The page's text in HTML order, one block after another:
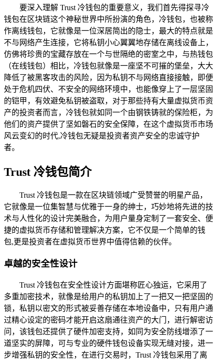
要深入理解 Trust 冷钱包的重要意义，我们首先得探寻冷
钱包在区块链这个神秘世界中所扮演的角色，冷钱包，也被称
作离线钱包，它就像是一位深居简出的隐士，最大的特点就是
不与网络产生连接，它将私钥小心翼翼地存储在离线设备上，
仿佛将珍贵的宝藏存放在一个与世隔绝的密室之中，与热钱包
（在线钱包）相比，冷钱包就像是一座坚不可摧的堡垒，大大
降低了被黑客攻击的风险，因为私钥不与网络直接接触，即便
处于危机四伏、不安全的网络环境中，也能像穿上了一层坚固
的铠甲，有效避免私钥被盗取，对于那些持有大量虚拟货币资
产的投资者而言，冷钱包就如同一个由钢铁铸就的保险柜，为
他们的资产提供了坚如磐石的安全保障，在这个虚拟货币市场
风云变幻的时代,冷钱包无疑是投资者资产安全的忠诚守护
者。
Trust 冷钱包简介
Trust 冷钱包是一款在区块链领域广受赞誉的明星产品，
它就像是一位集智慧与优雅于一身的绅士，巧妙地将先进的技
术与人性化的设计完美融合，为用户量身定制了一套安全、便
捷的虚拟货币存储和管理解决方案，它不仅是一个简单的钱
包,更是投资者在虚拟货币世界中值得信赖的伙伴。
卓越的安全性设计
Trust 冷钱包在安全性设计方面堪称匠心独运，它采用了
多重加密技术，就像是给用户的私钥加上了一把又一把坚固的
锁，私钥以密文的形式被妥善存储在本地设备中，只有用户通
过精心设定的密码才能开启这扇通往资产的大门，进行解密访
问，该钱包还提供了硬件加密支持，如同为安全防线增添了一
道坚实的屏障，可与专业的硬件钱包设备实现无缝对接，进一
步增强私钥的安全性，在进行交易时，Trust 冷钱包采用了离